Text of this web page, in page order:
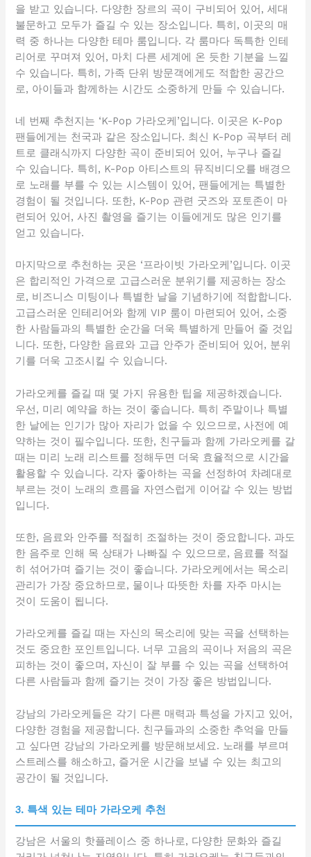
을 받고 있습니다. 다양한 장르의 곡이 구비되어 있어, 세대
불문하고 모두가 즐길 수 있는 장소입니다. 특히, 이곳의 매
력 중 하나는 다양한 테마 룸입니다. 각 룸마다 독특한 인테
리어로 꾸며져 있어, 마치 다른 세계에 온 듯한 기분을 느낄
수 있습니다. 특히, 가족 단위 방문객에게도 적합한 공간으
로, 아이들과 함께하는 시간도 소중하게 만들 수 있습니다.
네 번째 추천지는 ‘K-Pop 가라오케’입니다. 이곳은 K-Pop
팬들에게는 천국과 같은 장소입니다. 최신 K-Pop 곡부터 레
트로 클래식까지 다양한 곡이 준비되어 있어, 누구나 즐길
수 있습니다. 특히, K-Pop 아티스트의 뮤직비디오를 배경으
로 노래를 부를 수 있는 시스템이 있어, 팬들에게는 특별한
경험이 될 것입니다. 또한, K-Pop 관련 굿즈와 포토존이 마
련되어 있어, 사진 촬영을 즐기는 이들에게도 많은 인기를
얻고 있습니다.
마지막으로 추천하는 곳은 ‘프라이빗 가라오케’입니다. 이곳
은 합리적인 가격으로 고급스러운 분위기를 제공하는 장소
로, 비즈니스 미팅이나 특별한 날을 기념하기에 적합합니다.
고급스러운 인테리어와 함께 VIP 룸이 마련되어 있어, 소중
한 사람들과의 특별한 순간을 더욱 특별하게 만들어 줄 것입
니다. 또한, 다양한 음료와 고급 안주가 준비되어 있어, 분위
기를 더욱 고조시킬 수 있습니다.
가라오케를 즐길 때 몇 가지 유용한 팁을 제공하겠습니다.
우선, 미리 예약을 하는 것이 좋습니다. 특히 주말이나 특별
한 날에는 인기가 많아 자리가 없을 수 있으므로, 사전에 예
약하는 것이 필수입니다. 또한, 친구들과 함께 가라오케를 갈
때는 미리 노래 리스트를 정해두면 더욱 효율적으로 시간을
활용할 수 있습니다. 각자 좋아하는 곡을 선정하여 차례대로
부르는 것이 노래의 흐름을 자연스럽게 이어갈 수 있는 방법
입니다.
또한, 음료와 안주를 적절히 조절하는 것이 중요합니다. 과도
한 음주로 인해 목 상태가 나빠질 수 있으므로, 음료를 적절
히 섞어가며 즐기는 것이 좋습니다. 가라오케에서는 목소리
관리가 가장 중요하므로, 물이나 따뜻한 차를 자주 마시는
것이 도움이 됩니다.
가라오케를 즐길 때는 자신의 목소리에 맞는 곡을 선택하는
것도 중요한 포인트입니다. 너무 고음의 곡이나 저음의 곡은
피하는 것이 좋으며, 자신이 잘 부를 수 있는 곡을 선택하여
다른 사람들과 함께 즐기는 것이 가장 좋은 방법입니다.
강남의 가라오케들은 각기 다른 매력과 특성을 가지고 있어,
다양한 경험을 제공합니다. 친구들과의 소중한 추억을 만들
고 싶다면 강남의 가라오케를 방문해보세요. 노래를 부르며
스트레스를 해소하고, 즐거운 시간을 보낼 수 있는 최고의
공간이 될 것입니다.
3. 특색 있는 테마 가라오케 추천
강남은 서울의 핫플레이스 중 하나로, 다양한 문화와 즐길